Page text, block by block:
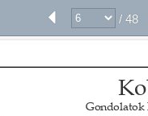
/ 48
Gondolatok